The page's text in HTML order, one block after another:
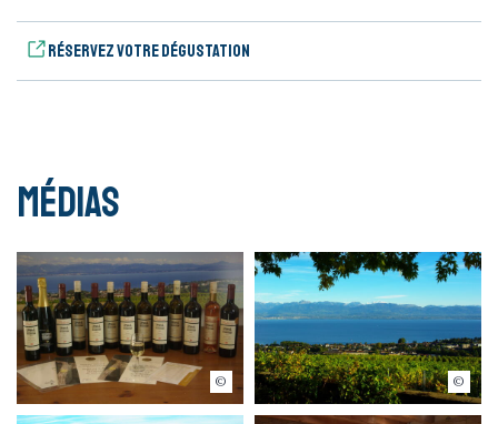
Réservez votre dégustation
Médias
Famille Munier Famille Munier